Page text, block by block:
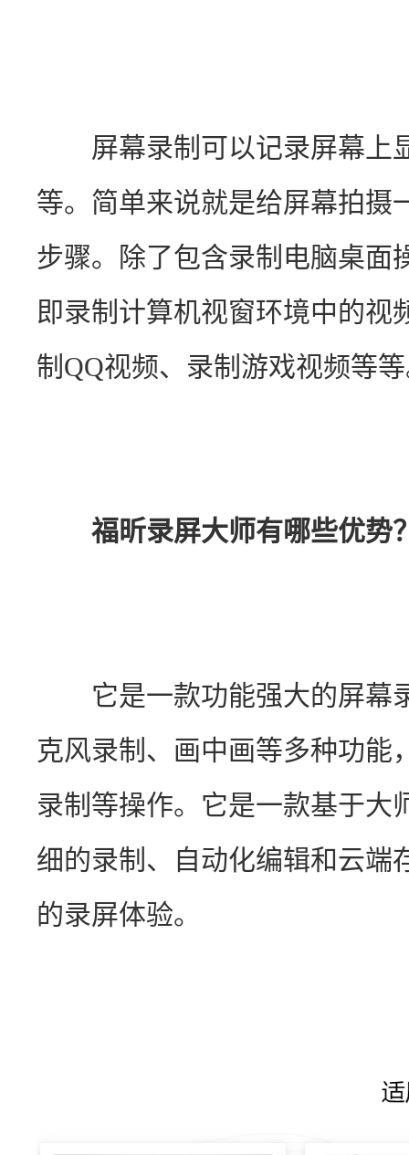
屏幕录制可以记录屏幕上
等。简单来说就是给屏幕拍摄
步骤。除了包含录制电脑桌面
即录制计算机视窗环境中的视
制QQ视频、录制游戏视频等
福昕录屏大师有哪些优势
它是一款功能强大的屏幕
克风录制、画中画等多种功能
录制等操作。它是一款基于大
细的录制、自动化编辑和云端
的录屏体验。